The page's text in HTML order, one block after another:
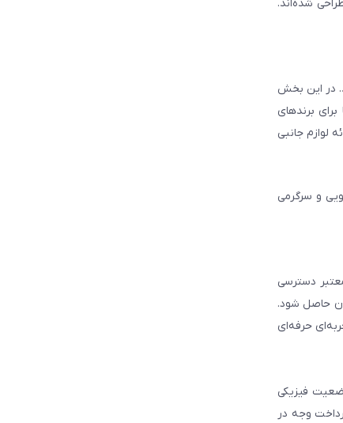
شده‌اند.
در این بخش
برندهای
لوازم جانبی
و سرگرمی
دسترسی
حاصل شود.
حرفه‌ای
فیزیکی
وجه در